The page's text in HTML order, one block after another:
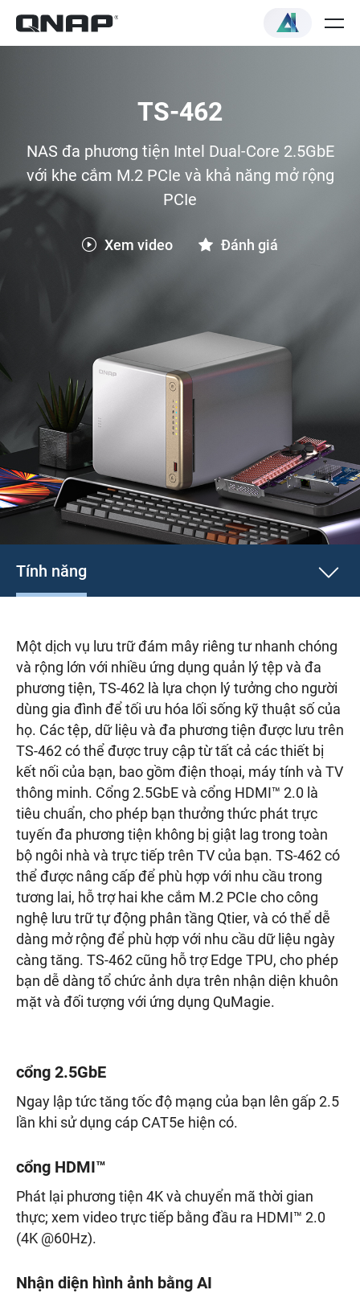
TS-462
NAS đa phương tiện Intel Dual-Core 2.5GbE
với khe cắm M.2 PCIe và khả năng mở rộng
PCIe
Xem video Đánh giá
Tính năng
Một dịch vụ lưu trữ đám mây riêng tư nhanh chóng
và rộng lớn với nhiều ứng dụng quản lý tệp và đa
phương tiện, TS-462 là lựa chọn lý tưởng cho người
dùng gia đình để tối ưu hóa lối sống kỹ thuật số của
họ. Các tệp, dữ liệu và đa phương tiện được lưu trên
TS-462 có thể được truy cập từ tất cả các thiết bị
kết nối của bạn, bao gồm điện thoại, máy tính và TV
thông minh. Cổng 2.5GbE và cổng HDMI™ 2.0 là
tiêu chuẩn, cho phép bạn thưởng thức phát trực
tuyến đa phương tiện không bị giật lag trong toàn
bộ ngôi nhà và trực tiếp trên TV của bạn. TS-462 có
thể được nâng cấp để phù hợp với nhu cầu trong
tương lai, hỗ trợ hai khe cắm M.2 PCIe cho công
nghệ lưu trữ tự động phân tầng Qtier, và có thể dễ
dàng mở rộng để phù hợp với nhu cầu dữ liệu ngày
càng tăng. TS-462 cũng hỗ trợ Edge TPU, cho phép
bạn dễ dàng tổ chức ảnh dựa trên nhận diện khuôn
mặt và đối tượng với ứng dụng QuMagie.
cổng 2.5GbE
Ngay lập tức tăng tốc độ mạng của bạn lên gấp 2.5
lần khi sử dụng cáp CAT5e hiện có.
cổng HDMI™
Phát lại phương tiện 4K và chuyển mã thời gian
thực; xem video trực tiếp bằng đầu ra HDMI™ 2.0
(4K @60Hz).
Nhận diện hình ảnh bằng AI